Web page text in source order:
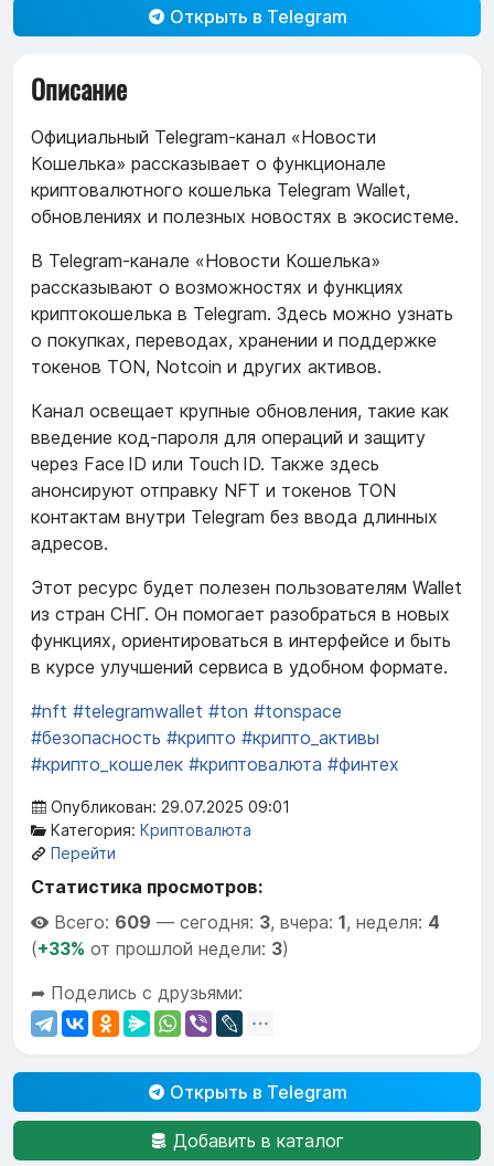
Открыть в Telegram
Описание
Официальный Telegram‑канал «Новости
Кошелька» рассказывает о функционале
криптовалютного кошелька Telegram Wallet,
обновлениях и полезных новостях в экосистеме.
В Telegram-канале «Новости Кошелька»
рассказывают о возможностях и функциях
криптокошелька в Telegram. Здесь можно узнать
о покупках, переводах, хранении и поддержке
токенов TON, Notcoin и других активов.
Канал освещает крупные обновления, такие как
введение код-пароля для операций и защиту
через Face ID или Touch ID. Также здесь
анонсируют отправку NFT и токенов TON
контактам внутри Telegram без ввода длинных
адресов.
Этот ресурс будет полезен пользователям Wallet
из стран СНГ. Он помогает разобраться в новых
функциях, ориентироваться в интерфейсе и быть
в курсе улучшений сервиса в удобном формате.
#nft #telegramwallet #ton #tonspace
#безопасность #крипто #крипто_активы
#крипто_кошелек #криптовалюта #финтех
Опубликован: 29.07.2025 09:01
Категория: Криптовалюта
Перейти
Статистика просмотров:
Всего: 609 — сегодня: 3, вчера: 1, неделя: 4
(+33% от прошлой недели: 3)
➦ Поделись с друзьями:
Открыть в Telegram
Добавить в каталог